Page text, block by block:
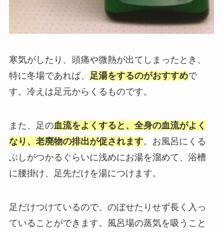
寒気がしたり、頭痛や微熱が出てしまったとき、
特に冬場であれば、 足湯をするのがおすすめで
す。冷えは足元からくるものです。
また、足の血流をよくすると、全身の血流がよく
なり、老廃物の排出が促されます。お風呂にくる
ぶしがつかるぐらいに浅めにお湯を溜めて、浴槽
に腰掛け、足先だけを湯につけます。
足だけつけているので、のぼせたりせず長く入っ
ていることができます。風呂場の蒸気を吸うこと